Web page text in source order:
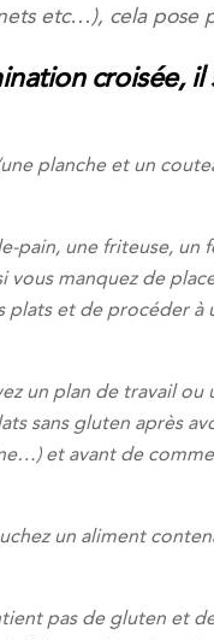
etc…), cela pose
croisée, il
planche et un
pain, une friteuse, un
manquez de
plats et de procéder
un plan de travail ou
sans gluten après
et avant de
un aliment
pas de gluten et